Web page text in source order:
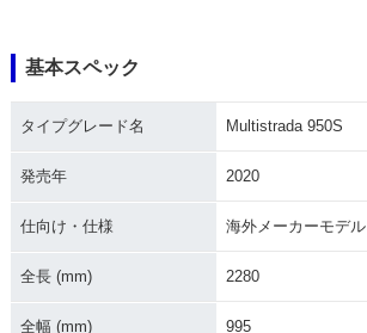
2019年 Multistrada
950S・新登場
基本スペック
タイプグレード名 Multistrada 950S
発売年 2020
仕向け・仕様 海外メーカーモデル
全長 (mm) 2280
全幅 (mm) 995